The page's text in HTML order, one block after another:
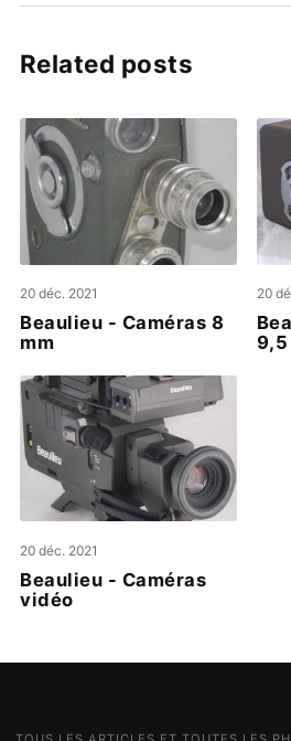
Related posts
20 déc. 2021
Beaulieu - Caméras 8
mm
20
9,5
20 déc. 2021
Beaulieu - Caméras
vidéo